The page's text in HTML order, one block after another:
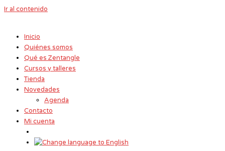
Ir al contenido
Inicio
Quiénes somos
Qué es Zentangle
Cursos y talleres
Tienda
Novedades
Agenda
Contacto
Mi cuenta